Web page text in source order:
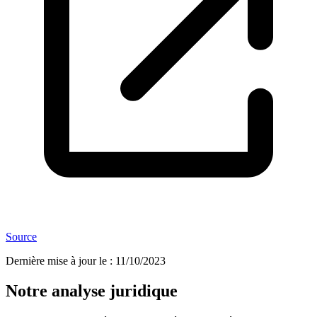
Source
Dernière mise à jour le : 11/10/2023
Notre analyse juridique